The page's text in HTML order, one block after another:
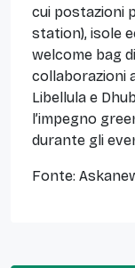
cui postazioni
station), isole
welcome bag
collaborazioni
Libellula e
l’impegno
durante gli
Fonte: